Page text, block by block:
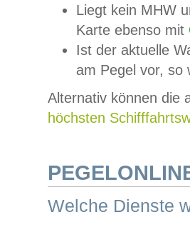
Liegt kein MHW
Karte ebenso mit
Ist der aktuelle
am Pegel vor,
Alternativ können die
höchsten
Welche Dienste